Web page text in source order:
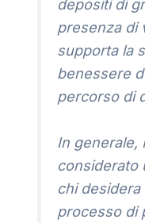
depositi di
presenza di
supporta la
benessere
percorso di
In generale,
considerato
chi
processo di